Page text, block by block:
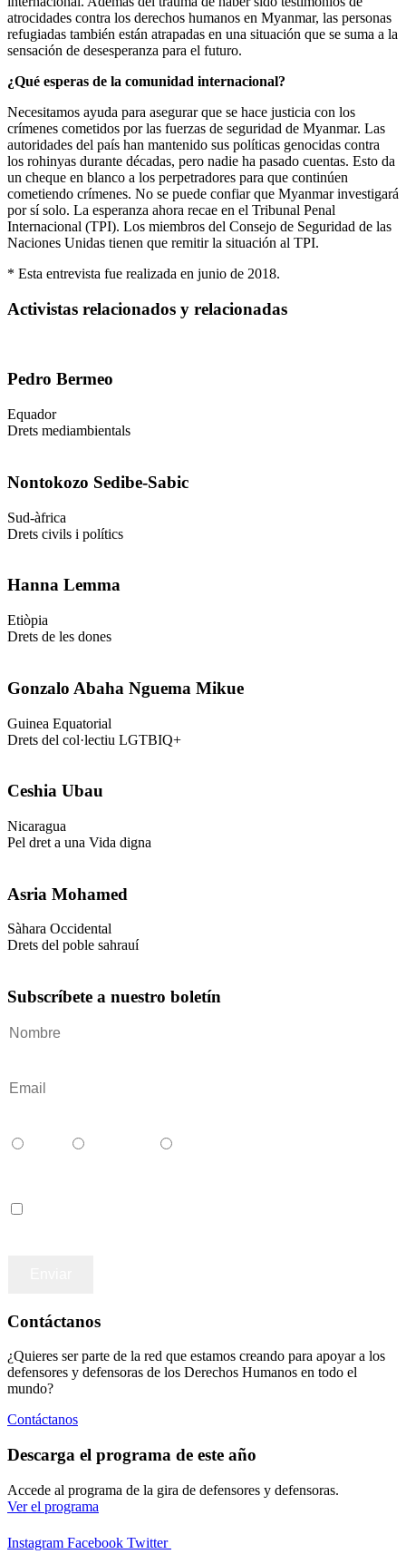
atrocidades contra los derechos humanos en Myanmar, las personas
refugiadas también están atrapadas en una situación que se suma a la
sensación de desesperanza para el futuro.
¿Qué esperas de la comunidad internacional?
Necesitamos ayuda para asegurar que se hace justicia con los
crímenes cometidos por las fuerzas de seguridad de Myanmar. Las
autoridades del país han mantenido sus políticas genocidas contra
los rohinyas durante décadas, pero nadie ha pasado cuentas. Esto da
un cheque en blanco a los perpetradores para que continúen
cometiendo crímenes. No se puede confiar que Myanmar investigará
por sí solo. La esperanza ahora recae en el Tribunal Penal
Internacional (TPI). Los miembros del Consejo de Seguridad de las
Naciones Unidas tienen que remitir la situación al TPI.
* Esta entrevista fue realizada en junio de 2018.
Activistas relacionados y relacionadas
Pedro Bermeo
Equador
Drets mediambientals
Nontokozo Sedibe-Sabic
Sud-àfrica
Drets civils i polítics
Hanna Lemma
Etiòpia
Drets de les dones
Gonzalo Abaha Nguema Mikue
Guinea Equatorial
Drets del col·lectiu LGTBIQ+
Ceshia Ubau
Nicaragua
Pel dret a una Vida digna
Asria Mohamed
Sàhara Occidental
Drets del poble sahrauí
Subscríbete a nuestro boletín
Contáctanos
¿Quieres ser parte de la red que estamos creando para apoyar a los
defensores y defensoras de los Derechos Humanos en todo el
mundo?
Contáctanos
Descarga el programa de este año
Accede al programa de la gira de defensores y defensoras.
Ver el programa
Instagram Facebook Twitter